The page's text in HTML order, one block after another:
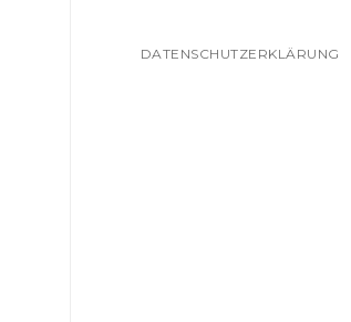
DATENSCHUTZERKLÄRUNG